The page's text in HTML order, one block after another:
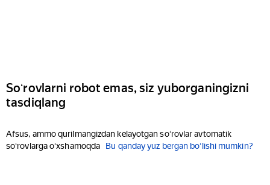
Soʻrovlarni robot emas, siz yuborganingizni
tasdiqlang
Afsus, ammo qurilmangizdan kelayotgan soʻrovlar avtomatik
soʻrovlarga oʻxshamoqda
Bu qanday yuz bergan boʻlishi mumkin?